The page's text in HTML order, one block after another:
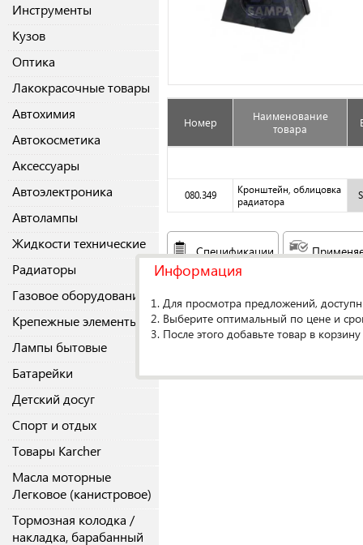
Инструменты
Кузов
Оптика
Лакокрасочные товары
Автохимия
Автокосметика
Аксессуары
Автоэлектроника
Автолампы
Жидкости технические
Радиаторы
Газовое оборудование
Крепежные элементы
Лампы бытовые
Батарейки
Детский досуг
Спорт и отдых
Товары Karcher
Масла моторные
Легковое (канистровое)
Тормозная колодка /
накладка, барабанный
Номер
Наименование
товара
080.349
Кронштейн, облицовка
радиатора
Спецификации
Информация
1. Для просмотра предложений,
2. Выберите оптимальный по цене и
3. После этого добавьте товар в